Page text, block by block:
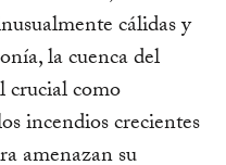
cálidas y
la cuenca del
crucial como
incendios crecientes